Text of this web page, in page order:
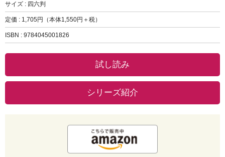
サイズ : 四六判
定価 : 1,705円（本体1,550円＋税）
ISBN : 9784045001826
試し読み
シリーズ紹介